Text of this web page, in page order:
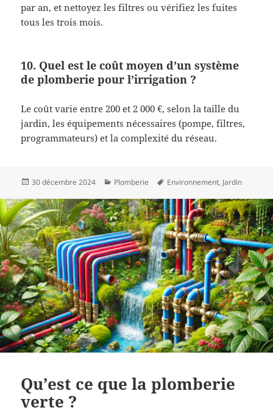
par an, et nettoyez les filtres ou vérifiez les fuites
tous les trois mois.
10. Quel est le coût moyen d’un système
de plomberie pour l’irrigation ?
Le coût varie entre 200 et 2 000 €, selon la taille du
jardin, les équipements nécessaires (pompe, filtres,
programmateurs) et la complexité du réseau.
Publié
30 décembre 2024 Catégories
Plomberie
Mots-
Environnement, Jardin
Qu’est ce que la plomberie
verte ?